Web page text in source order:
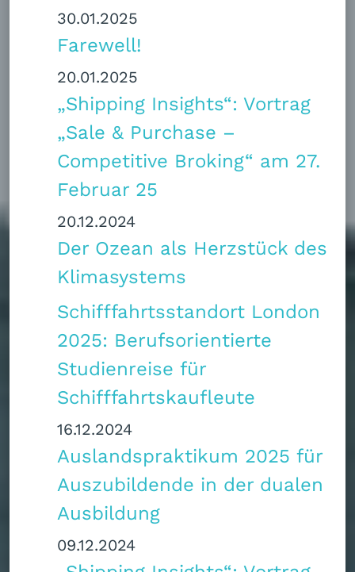
09.12.2024
16.12.2024
Auslandspraktikum 2025 für
Auszubildende in der dualen
Ausbildung
Schifffahrtsstandort London
2025: Berufsorientierte
Studienreise für
Schifffahrtskaufleute
20.12.2024
Der Ozean als Herzstück des
Klimasystems
20.01.2025
„Shipping Insights“: Vortrag
„Sale & Purchase –
Competitive Broking“ am 27.
Februar 25
30.01.2025
Farewell!